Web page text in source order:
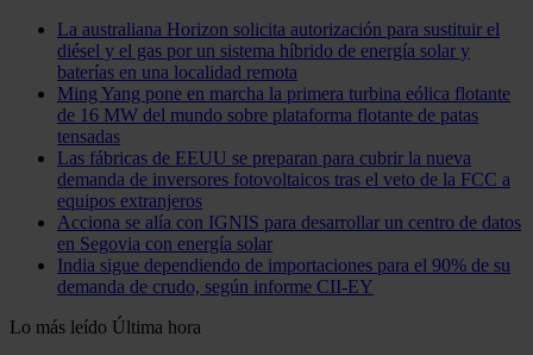
La australiana Horizon solicita autorización para sustituir el
diésel y el gas por un sistema híbrido de energía solar y
baterías en una localidad remota
Ming Yang pone en marcha la primera turbina eólica flotante
de 16 MW del mundo sobre plataforma flotante de patas
tensadas
Las fábricas de EEUU se preparan para cubrir la nueva
demanda de inversores fotovoltaicos tras el veto de la FCC a
equipos extranjeros
Acciona se alía con IGNIS para desarrollar un centro de datos
en Segovia con energía solar
India sigue dependiendo de importaciones para el 90% de su
demanda de crudo, según informe CII-EY
Lo más leído Última hora